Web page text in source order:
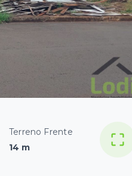
Terreno Frente
14 m